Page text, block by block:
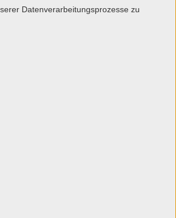
Datenverarbeitungsprozesse zu